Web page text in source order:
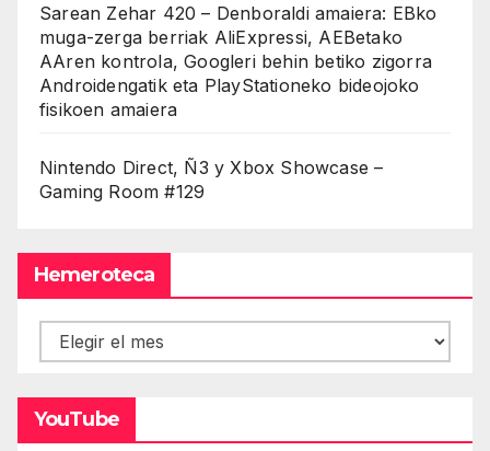
Sarean Zehar 420 – Denboraldi amaiera: EBko
muga-zerga berriak AliExpressi, AEBetako
AAren kontrola, Googleri behin betiko zigorra
Androidengatik eta PlayStationeko bideojoko
fisikoen amaiera
Nintendo Direct, Ñ3 y Xbox Showcase –
Gaming Room #129
Hemeroteca
Hemeroteca
YouTube